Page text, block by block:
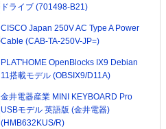
ドライブ (701498-B21)
CISCO Japan 250V AC Type A Power
Cable (CAB-TA-250V-JP=)
PLAT'HOME OpenBlocks IX9 Debian
11搭載モデル (OBSIX9/D11A)
金井電器産業 MINI KEYBOARD Pro
USBモデル 英語版 (金井電器)
(HMB632KUS/R)